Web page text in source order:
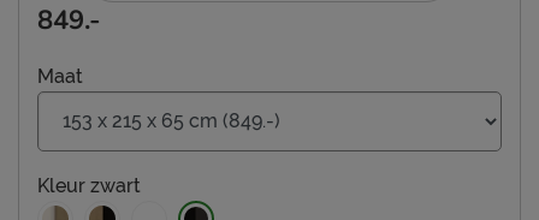
Maat
Kleur zwart
849.-